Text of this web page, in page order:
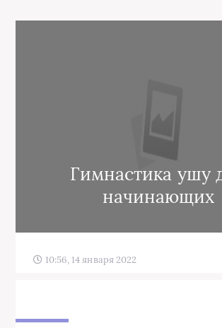
Гимнастика ушу
начинающих
10:56, 14 января 2022